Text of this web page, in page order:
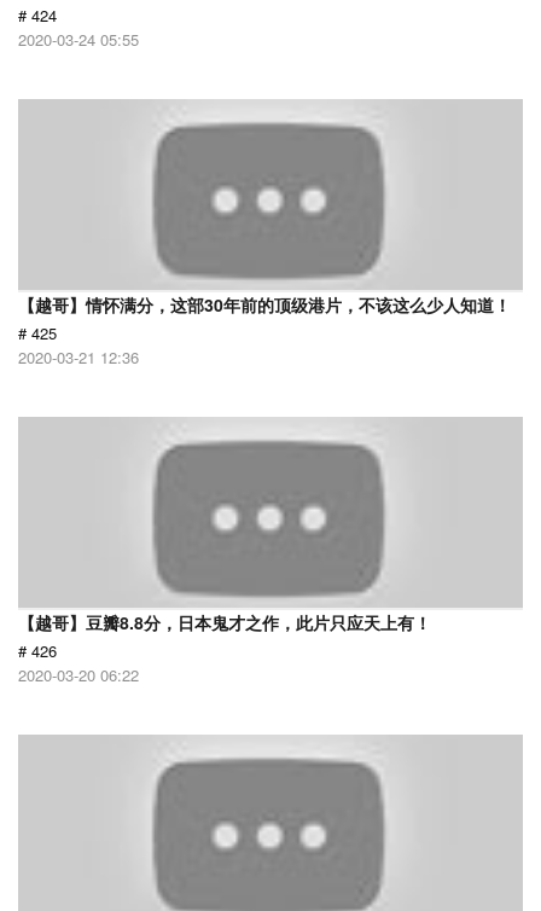
# 424
2020-03-24 05:55
【越哥】情怀满分，这部30年前的顶级港片，不该这么少人知道！
# 425
2020-03-21 12:36
【越哥】豆瓣8.8分，日本鬼才之作，此片只应天上有！
# 426
2020-03-20 06:22